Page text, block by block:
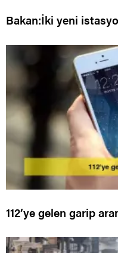
Bakan:İki yeni
112’ye gelen garip